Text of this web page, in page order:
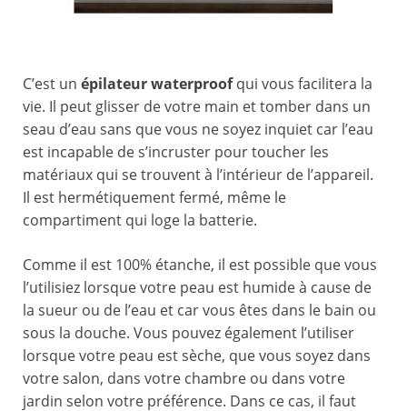
C’est un épilateur waterproofqui vous facilitera la
vie. Il peut glisser de votre main et tomber dans un
seau d’eau sans que vous ne soyez inquiet car l’eau
est incapable de s’incruster pour toucher les
matériaux qui se trouvent à l’intérieur de l’appareil.
Il est hermétiquement fermé, même le
compartiment qui loge la batterie.
Comme il est 100% étanche, il est possible que vous
l’utilisiez lorsque votre peau est humide à cause de
la sueur ou de l’eau et car vous êtes dans le bain ou
sous la douche. Vous pouvez également l’utiliser
lorsque votre peau est sèche, que vous soyez dans
votre salon, dans votre chambre ou dans votre
jardin selon votre préférence. Dans ce cas, il faut